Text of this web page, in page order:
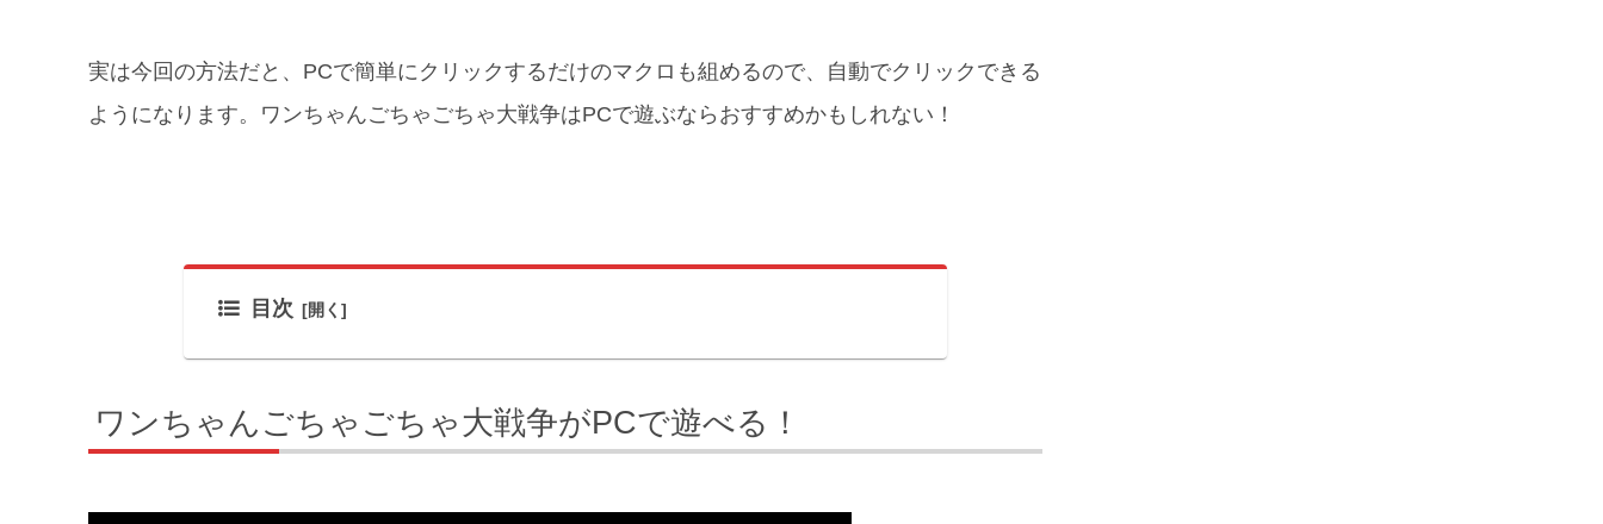
実は今回の方法だと、PCで簡単にクリックするだけのマクロも組めるので、自動でクリックできる
ようになります。ワンちゃんごちゃごちゃ大戦争はPCで遊ぶならおすすめかもしれない！
目次
ワンちゃんごちゃごちゃ大戦争がPCで遊べる！